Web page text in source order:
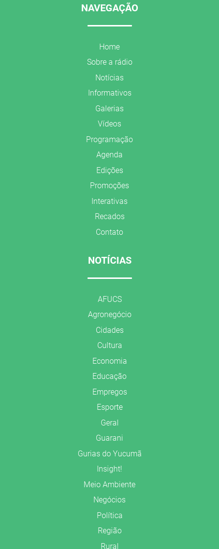
NAVEGAÇÃO
Home
Sobre a rádio
Notícias
Informativos
Galerias
Vídeos
Programação
Agenda
Edições
Promoções
Interativas
Recados
Contato
NOTÍCIAS
AFUCS
Agronegócio
Cidades
Cultura
Economia
Educação
Empregos
Esporte
Geral
Guarani
Gurias do Yucumã
Insight!
Meio Ambiente
Negócios
Política
Região
Rural